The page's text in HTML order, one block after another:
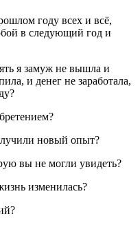
году всех и всё,
в следующий год и
я замуж не вышла и
и денег не заработала,
новый опыт?
вы не могли увидеть?
изменилась?